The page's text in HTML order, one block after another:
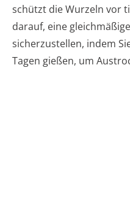
schützt die Wurzeln vor
darauf, eine
sicherzustellen, indem
Tagen gießen, um